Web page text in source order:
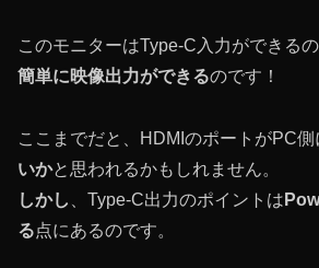
このモニターはType-C入力ができる
簡単に映像出力ができるのです！
ここまでだと、HDMIのポートがPC
いかと思われるかもしれません。
しかし
、Type-C出力のポイントは
る点にあるのです。